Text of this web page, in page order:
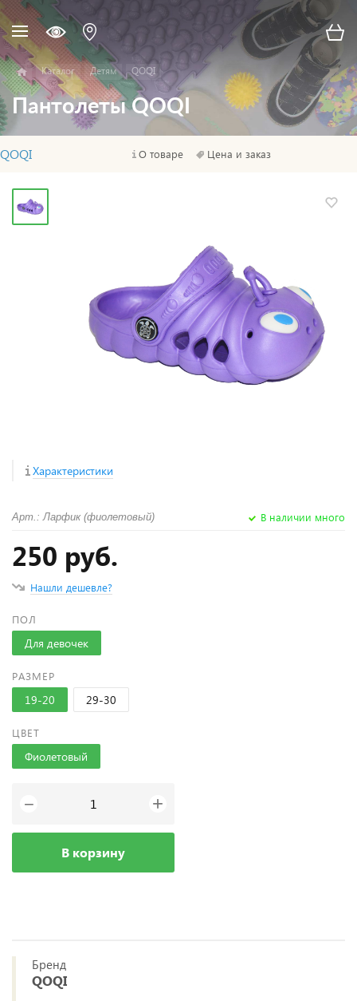
Каталог Детям QOQI
Пантолеты QOQI
QOQI О товаре Цена и заказ
Характеристики
Арт.: Ларфик (фиолетовый) В наличии много
250 руб.
Нашли дешевле?
ПОЛ
Для девочек
РАЗМЕР
19-20 29-30
ЦВЕТ
Фиолетовый
− +
В корзину
Бренд
QOQI